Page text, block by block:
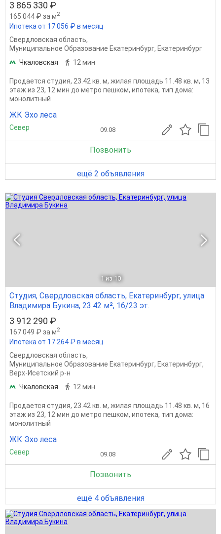
3 865 330 ₽
165 044 ₽ за м2
Ипотека от 17 056 ₽ в месяц
Свердловская область,
Муниципальное Образование Екатеринбург, Екатеринбург
Чкаловская
12 мин
Продается студия, 23.42 кв. м, жилая площадь 11.48 кв. м, 13
этаж из 23, 12 мин до метро пешком, ипотека, тип дома:
монолитный
ЖК Эхо леса
Север 09.08
Позвонить
ещё 2 объявления
1 из 10
Студия, Свердловская область, Екатеринбург, улица
Владимира Букина, 23.42 м², 16/23 эт.
3 912 290 ₽
167 049 ₽ за м2
Ипотека от 17 264 ₽ в месяц
Свердловская область,
Муниципальное Образование Екатеринбург, Екатеринбург,
Верх-Исетский р-н
Чкаловская
12 мин
Продается студия, 23.42 кв. м, жилая площадь 11.48 кв. м, 16
этаж из 23, 12 мин до метро пешком, ипотека, тип дома:
монолитный
ЖК Эхо леса
Север 09.08
Позвонить
ещё 4 объявления